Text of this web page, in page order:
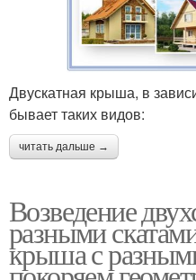
Двускатная крыша, в
бывает таких видов:
читать дальше →
Возведение
разными
крыша с